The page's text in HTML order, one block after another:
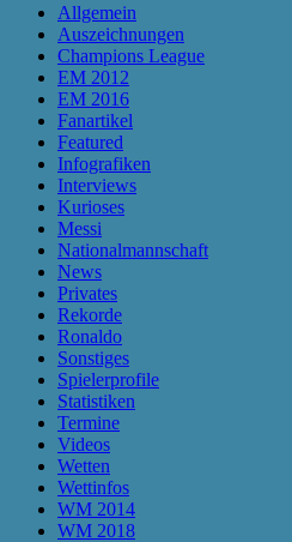
Allgemein
Auszeichnungen
Champions League
EM 2012
EM 2016
Fanartikel
Featured
Infografiken
Interviews
Kurioses
Messi
Nationalmannschaft
News
Privates
Rekorde
Ronaldo
Sonstiges
Spielerprofile
Statistiken
Termine
Videos
Wetten
Wettinfos
WM 2014
WM 2018